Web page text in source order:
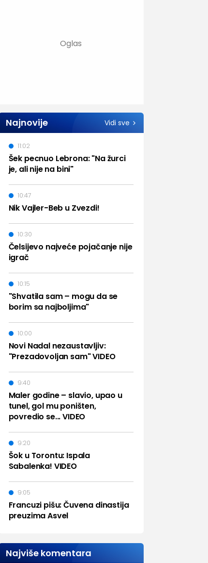
Najnovije Vidi sve
Šek pecnuo Lebrona: "Na žurci
je, ali nije na bini"
11:02
Nik Vajler-Beb u Zvezdi!
10:47
Čelsijevo najveće pojačanje nije
igrač
10:30
"Shvatila sam – mogu da se
borim sa najboljima"
10:15
Novi Nadal nezaustavljiv:
"Prezadovoljan sam" VIDEO
10:00
Maler godine – slavio, upao u
tunel, gol mu poništen,
povredio se... VIDEO
9:40
Šok u Torontu: Ispala
Sabalenka! VIDEO
9:20
Francuzi pišu: Čuvena dinastija
preuzima Asvel
9:05
Najviše komentara